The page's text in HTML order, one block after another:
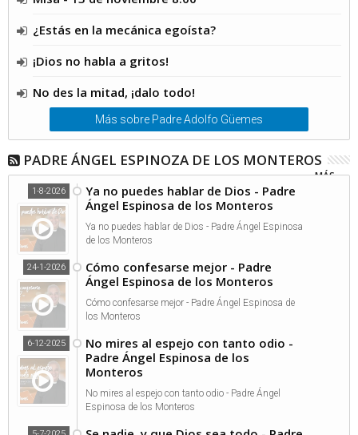
¿Estás en la mecánica egoísta?
¡Dios no habla a gritos!
No des la mitad, ¡dalo todo!
Más sobre Padre Adolfo Güemes
PADRE ÁNGEL ESPINOZA DE LOS MONTEROS
MÁS...
Ya no puedes hablar de Dios - Padre
Ángel Espinosa de los Monteros
1-8-2026
Ya no puedes hablar de Dios - Padre Ángel Espinosa
de los Monteros
Cómo confesarse mejor - Padre
Ángel Espinosa de los Monteros
24-1-2026
Cómo confesarse mejor - Padre Ángel Espinosa de
los Monteros
No mires al espejo con tanto odio -
Padre Ángel Espinosa de los
Monteros
6-12-2025
No mires al espejo con tanto odio - Padre Ángel
Espinosa de los Monteros